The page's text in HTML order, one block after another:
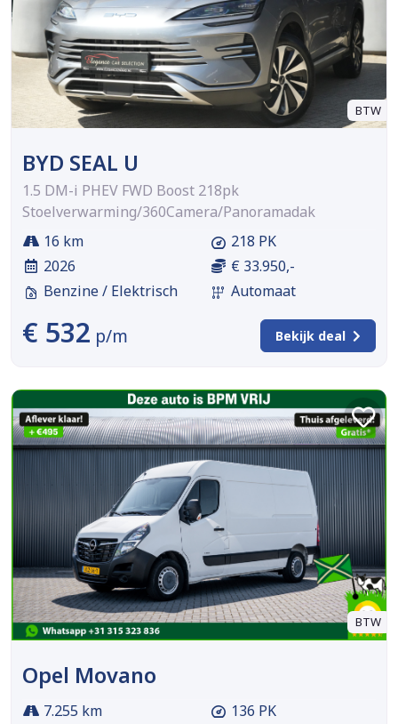
BTW
BYD SEAL U
1.5 DM-i PHEV FWD Boost 218pk
Stoelverwarming/360Camera/Panoramadak
16 km
2026
Benzine / Elektrisch
218 PK
€ 33.950,-
Automaat
€ 532 p/m Bekijk deal
BTW
Opel Movano
7.255 km
136 PK